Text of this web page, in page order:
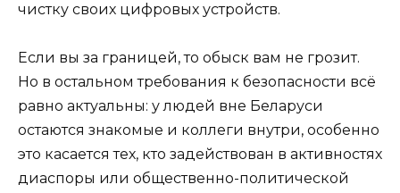
чистку своих цифровых устройств.
Если вы за границей, то обыск вам не грозит.
Но в остальном требования к безопасности всё
равно актуальны: у людей вне Беларуси
остаются знакомые и коллеги внутри, особенно
это касается тех, кто задействован в активностях
диаспоры или общественно-политической